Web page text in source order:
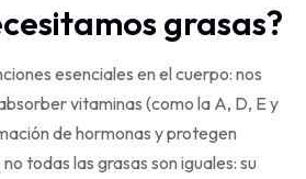
grasas?
esenciales en el cuerpo: nos
vitaminas (como la A, D, E y
de hormonas y protegen
todas las grasas son iguales: su